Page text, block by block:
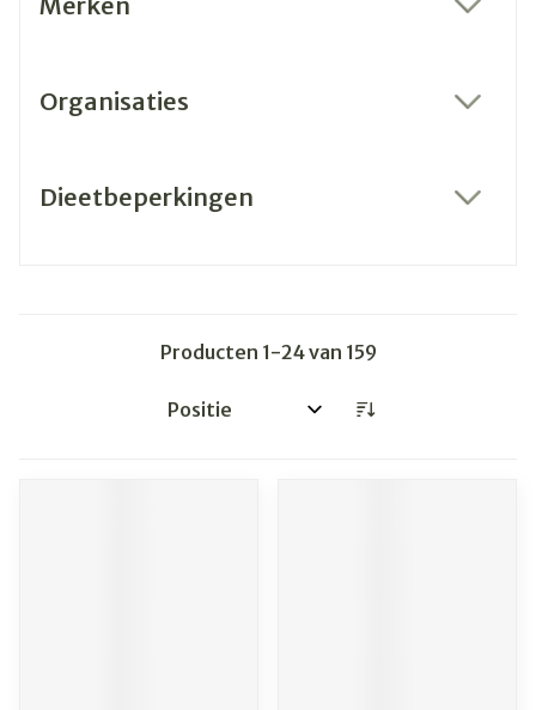
Organisaties
Dieetbeperkingen
Producten 1-24van 159
Sorteer op: